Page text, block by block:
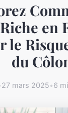
en
le
du
27 mars 2025•6